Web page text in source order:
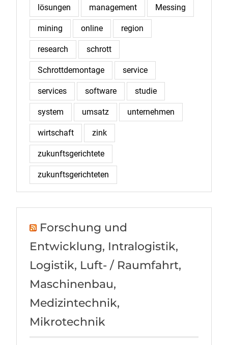
lösungen management Messing
mining online region
research schrott
Schrottdemontage service
services software studie
system umsatz unternehmen
wirtschaft zink
zukunftsgerichtete
zukunftsgerichteten
Forschung und
Entwicklung, Intralogistik,
Logistik, Luft- / Raumfahrt,
Maschinenbau,
Medizintechnik,
Mikrotechnik